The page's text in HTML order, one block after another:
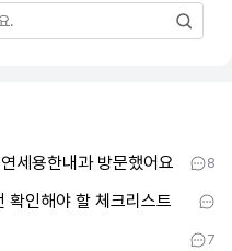
세용한내과 방문했어요 8
인해야 할 체크리스트
7